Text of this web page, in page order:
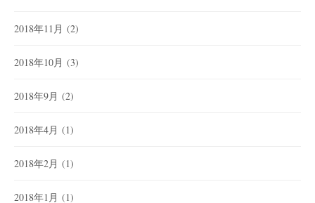
2018年11月 (2)
2018年10月 (3)
2018年9月 (2)
2018年4月 (1)
2018年2月 (1)
2018年1月 (1)